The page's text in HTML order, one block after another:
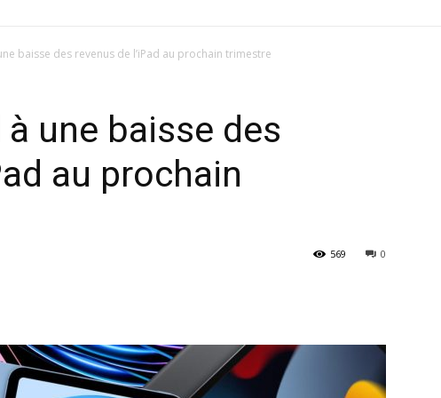
baisse des revenus de l’iPad au prochain trimestre
une baisse des
au prochain
0
569